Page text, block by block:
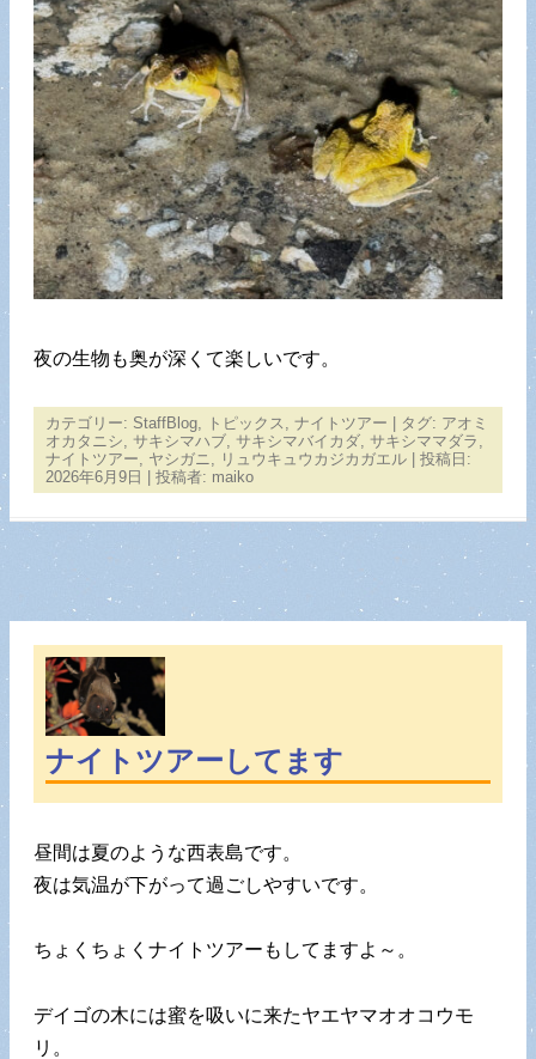
夜の生物も奥が深くて楽しいです。
カテゴリー: StaffBlog, トピックス , ナイトツアー | タグ: アオミ
オカタニシ, サキシマハブ, サキシマバイカダ, サキシママダラ ,
ナイトツアー, ヤシガニ, リュウキュウカジカガエル | 投稿日:
2026年6月9日
投稿者: maiko
ナイトツアーしてます
昼間は夏のような西表島です。
夜は気温が下がって過ごしやすいです。
ちょくちょくナイトツアーもしてますよ～。
デイゴの木には蜜を吸いに来たヤエヤマオオコウモ
リ。